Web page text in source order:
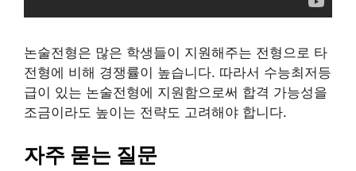
논술전형은 많은 학생들이 지원해주는 전형으로 타
전형에 비해 경쟁률이 높습니다. 따라서 수능최저등
급이 있는 논술전형에 지원함으로써 합격 가능성을
조금이라도 높이는 전략도 고려해야 합니다.
자주 묻는 질문